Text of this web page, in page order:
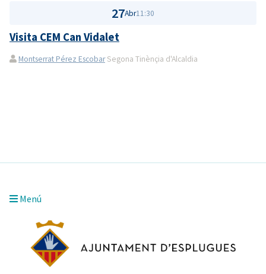
27Abr11:30
Visita CEM Can Vidalet
Montserrat Pérez EscobarSegona Tinènçia d'Alcaldia
Menú